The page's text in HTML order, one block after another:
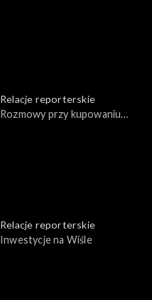
Relacje reporterskie
Rozmowy przy kupowaniu
Relacje reporterskie
Inwestycje na Wiśle